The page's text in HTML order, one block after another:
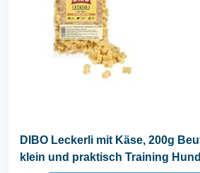
DIBO Leckerli mit Käse, 200g
klein und praktisch Training